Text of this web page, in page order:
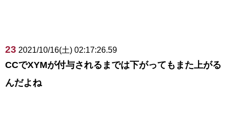
23 2021/10/16(土) 02:17:26.59
CCでXYMが付与されるまでは下がってもまた上がる
んだよね